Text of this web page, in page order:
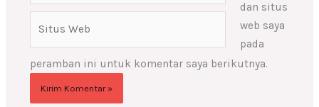
dan situs
web saya
pada
peramban ini untuk komentar saya berikutnya.